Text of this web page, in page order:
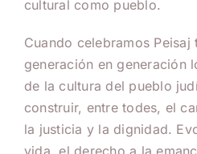
cultural como pueblo.
Cuando celebramos Peisaj
generación en generación
de la cultura del pueblo
construir, entre todes, el
la justicia y la dignidad.